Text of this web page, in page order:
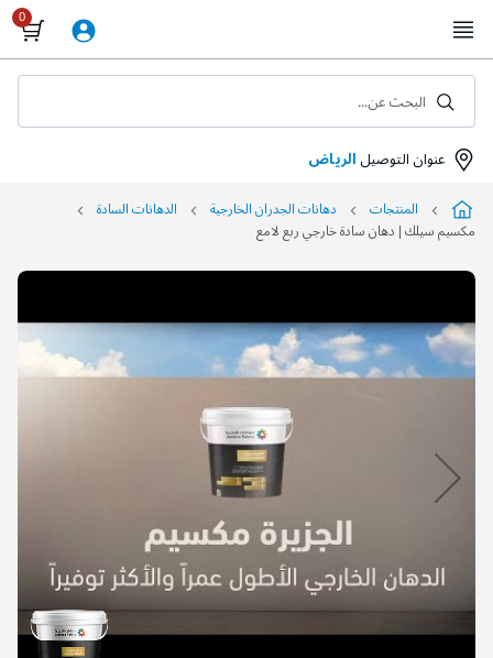
to
Content
عنوان التوصيلالرياض
البحث عن...
المنتجات دهانات الجدران الخارجية
الدهانات السادة
مكسيم سيلك | دهان سادة خارجي ربع لامع
التخطي
نهاية
معرض
الصور